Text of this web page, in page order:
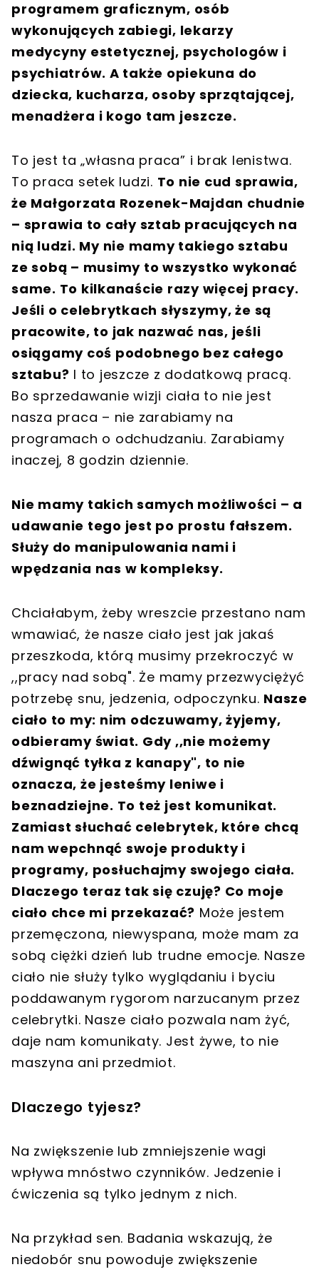
programem graficznym, osób
wykonujących zabiegi, lekarzy
medycyny estetycznej, psychologów i
psychiatrów. A także opiekuna do
dziecka, kucharza, osoby sprzątającej,
menadżera i kogo tam jeszcze.
To jest ta „własna praca” i brak lenistwa.
To praca setek ludzi. To nie cud sprawia,
że Małgorzata Rozenek-Majdan chudnie
– sprawia to cały sztab pracujących na
nią ludzi. My nie mamy takiego sztabu
ze sobą – musimy to wszystko wykonać
same. To kilkanaście razy więcej pracy.
Jeśli o celebrytkach słyszymy, że są
pracowite, to jak nazwać nas, jeśli
osiągamy coś podobnego bez całego
sztabu? I to jeszcze z dodatkową pracą.
Bo sprzedawanie wizji ciała to nie jest
nasza praca – nie zarabiamy na
programach o odchudzaniu. Zarabiamy
inaczej, 8 godzin dziennie.
Nie mamy takich samych możliwości – a
udawanie tego jest po prostu fałszem.
Służy do manipulowania nami i
wpędzania nas w kompleksy.
Chciałabym, żeby wreszcie przestano nam
wmawiać, że nasze ciało jest jak jakaś
przeszkoda, którą musimy przekroczyć w
,,pracy nad sobą". Że mamy przezwyciężyć
potrzebę snu, jedzenia, odpoczynku. Nasze
ciało to my: nim odczuwamy, żyjemy,
odbieramy świat. Gdy ,,nie możemy
dźwignąć tyłka z kanapy", to nie
oznacza, że jesteśmy leniwe i
beznadziejne. To też jest komunikat.
Zamiast słuchać celebrytek, które chcą
nam wepchnąć swoje produkty i
programy, posłuchajmy swojego ciała.
Dlaczego teraz tak się czuję? Co moje
ciało chce mi przekazać? Może jestem
przemęczona, niewyspana, może mam za
sobą ciężki dzień lub trudne emocje. Nasze
ciało nie służy tylko wyglądaniu i byciu
poddawanym rygorom narzucanym przez
celebrytki. Nasze ciało pozwala nam żyć,
daje nam komunikaty. Jest żywe, to nie
maszyna ani przedmiot.
Dlaczego tyjesz?
Na zwiększenie lub zmniejszenie wagi
wpływa mnóstwo czynników. Jedzenie i
ćwiczenia są tylko jednym z nich.
Na przykład sen. Badania wskazują, że
niedobór snu powoduje zwiększenie